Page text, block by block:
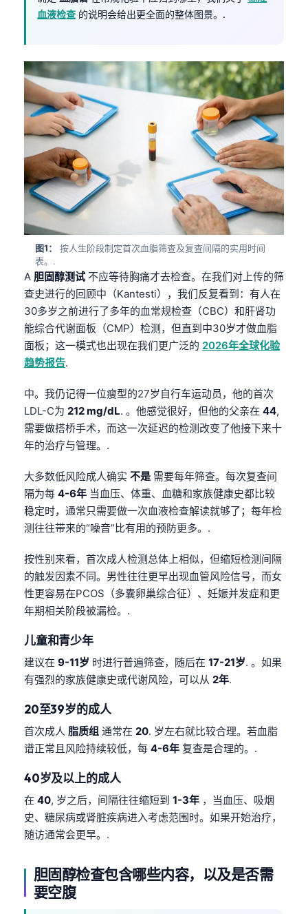
血液检查 的说明会给出更全面的整体图景。.
图1：
按人生阶段制定首次血脂筛查及复查间隔的实用时间
表。.
A 胆固醇测试 不应等待胸痛才去检查。在我们对上传的筛
查史进行的回顾中（Kantesti），我们反复看到：有人在
30多岁之前进行了多年的血常规检查（CBC）和肝肾功
能综合代谢面板（CMP）检测，但直到中30岁才做血脂
面板；这一模式也出现在我们更广泛的 2026年全球化验
趋势报告.
中。我仍记得一位瘦型的27岁自行车运动员，他的首次
LDL-C为 212 mg/dL. 。他感觉很好，但他的父亲在 44,
需要做搭桥手术，而这一次延迟的检测改变了他接下来十
年的治疗与管理。.
大多数低风险成人确实 不是 需要每年筛查。每次复查间
隔为每 4-6年 当血压、体重、血糖和家族健康史都比较
稳定时，通常只需要做一次血液检查解读就够了；每年检
测往往带来的“噪音”比有用的预防更多。.
按性别来看，首次成人检测总体上相似，但缩短检测间隔
的触发因素不同。男性往往更早出现血管风险信号，而女
性更容易在PCOS（多囊卵巢综合征）、妊娠并发症和更
年期相关阶段被漏检。.
儿童和青少年
建议在 9-11岁 时进行普遍筛查，随后在 17-21岁. 。如果
有强烈的家族健康史或代谢风险，可以从 2年.
20至39岁的成人
首次成人 脂质组 通常在 20. 岁左右就比较合理。若血脂
谱正常且风险持续较低，每 4-6年 复查是合理的。.
40岁及以上的成人
在 40, 岁之后，间隔往往缩短到 1-3年 ，当血压、吸烟
史、糖尿病或肾脏疾病进入考虑范围时。如果开始治疗，
随访通常会更早。.
胆固醇检查包含哪些内容，以及是否需
要空腹